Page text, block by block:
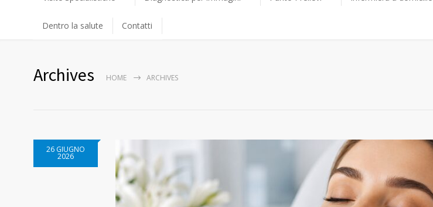
Dentro la salute Contatti
Archives HOME ARCHIVES
26 GIUGNO
2026